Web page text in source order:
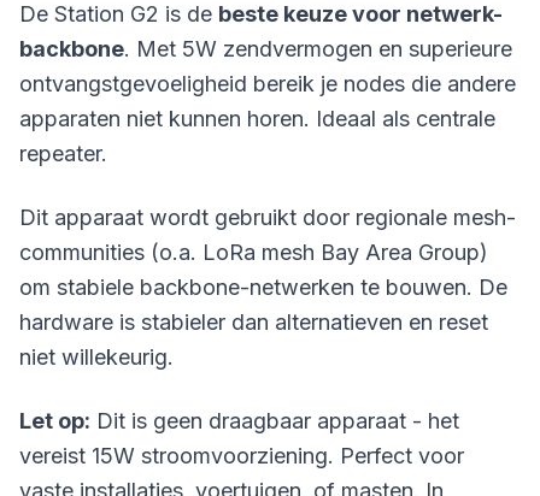
De Station G2 is de beste keuze voor netwerk-
backbone. Met 5W zendvermogen en superieure
ontvangstgevoeligheid bereik je nodes die andere
apparaten niet kunnen horen. Ideaal als centrale
repeater.
Dit apparaat wordt gebruikt door regionale mesh-
communities (o.a. LoRa mesh Bay Area Group)
om stabiele backbone-netwerken te bouwen. De
hardware is stabieler dan alternatieven en reset
niet willekeurig.
Let op: Dit is geen draagbaar apparaat - het
vereist 15W stroomvoorziening. Perfect voor
vaste installaties, voertuigen, of masten. In